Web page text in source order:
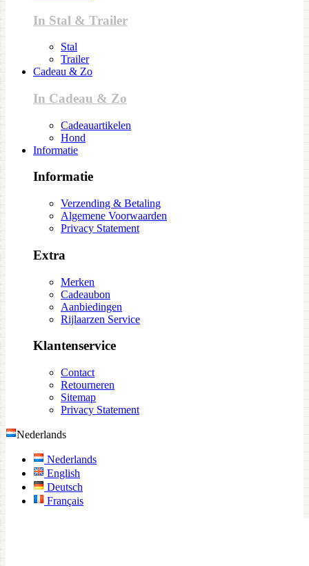
In Stal & Trailer
Stal
Trailer
Cadeau & Zo
In Cadeau & Zo
Cadeauartikelen
Hond
Informatie
Informatie
Verzending & Betaling
Algemene Voorwaarden
Privacy Statement
Extra
Merken
Cadeaubon
Aanbiedingen
Rijlaarzen Service
Klantenservice
Contact
Retourneren
Sitemap
Privacy Statement
Nederlands
Nederlands
English
Deutsch
Français